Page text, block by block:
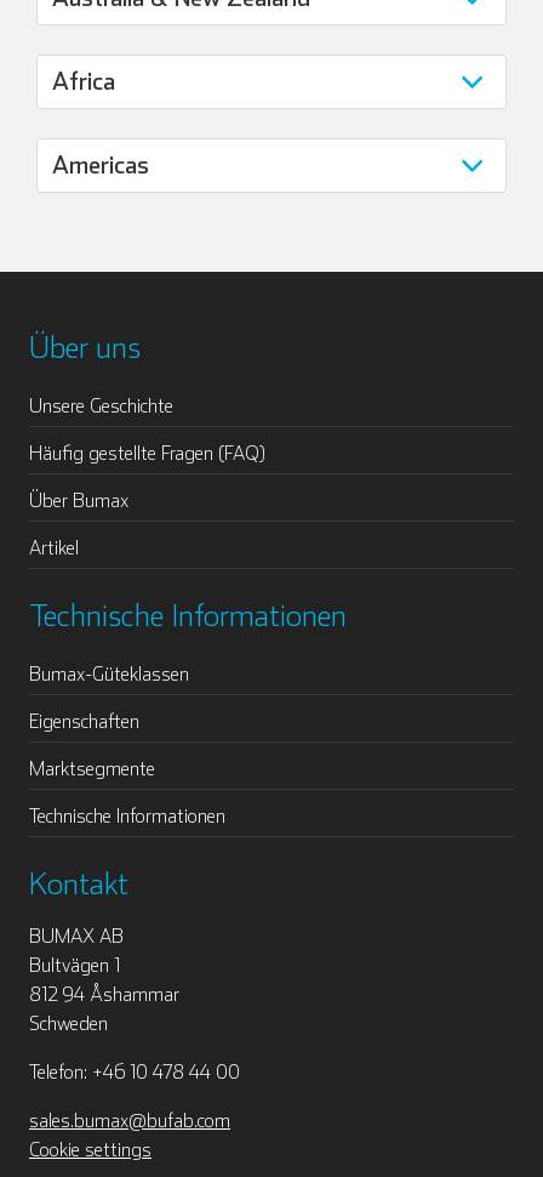
Über uns
Unsere Geschichte
Häufig gestellte Fragen (FAQ)
Über Bumax
Artikel
Technische Informationen
Bumax-Güteklassen
Eigenschaften
Marktsegmente
Technische Informationen
Kontakt
BUMAX AB
Bultvägen 1
812 94 Åshammar
Schweden
Telefon: +46 10 478 44 00
sales.bumax@bufab.com
Cookie settings